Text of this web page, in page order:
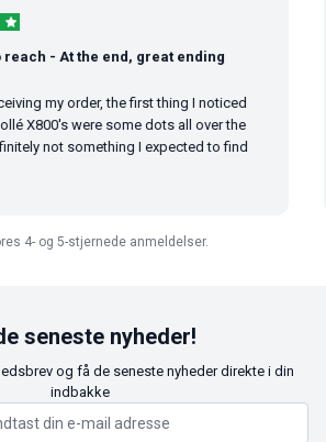
- At the end, great ending
my order, the first thing I noticed
X800's were some dots all over the
not something I expected to find
4- og 5-stjernede anmeldelser.
seneste nyheder!
og få de seneste nyheder direkte i din
indbakke